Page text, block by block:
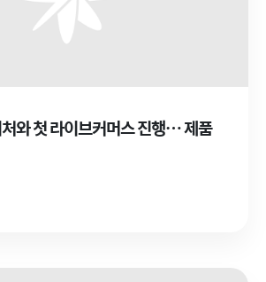
와 첫 라이브커머스 진행… 제품